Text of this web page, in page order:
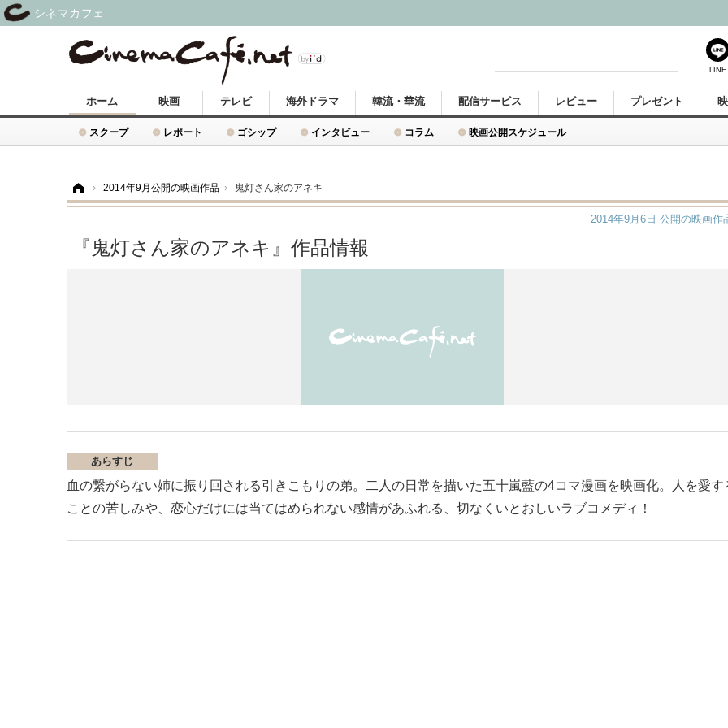
ホーム
スクープ レポート ゴシップ インタビュー コラム 映画公開スケジュール
映画 テレビ 海外ドラマ 韓流・華流 配信サービス レビュー プレゼント
› 2014年9月公開の映画作品 › 鬼灯さん家のアネキ
『鬼灯さん家のアネキ』作品情報
2014年9月6日 公開の映画作
あらすじ
血の繋がらない姉に振り回される引きこもりの弟。二人の日常を描いた五十嵐藍の4コマ漫画を映画化。人を愛す
ことの苦しみや、恋心だけには当てはめられない感情があふれる、切なくいとおしいラブコメディ！
LINE
シネマカフェ